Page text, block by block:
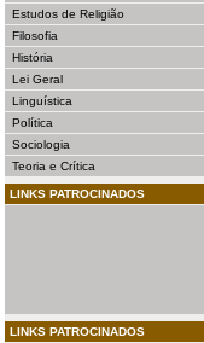
Estudos de Religião
Filosofia
História
Lei Geral
Linguística
Política
Sociologia
Teoria e Crítica
LINKS PATROCINADOS
LINKS PATROCINADOS